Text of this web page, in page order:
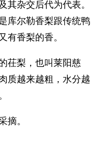
杂交后代为代表。
库尔勒香梨跟传统鸭
有香梨的香。
茌梨，也叫莱阳慈
质越来越粗，水分越
。